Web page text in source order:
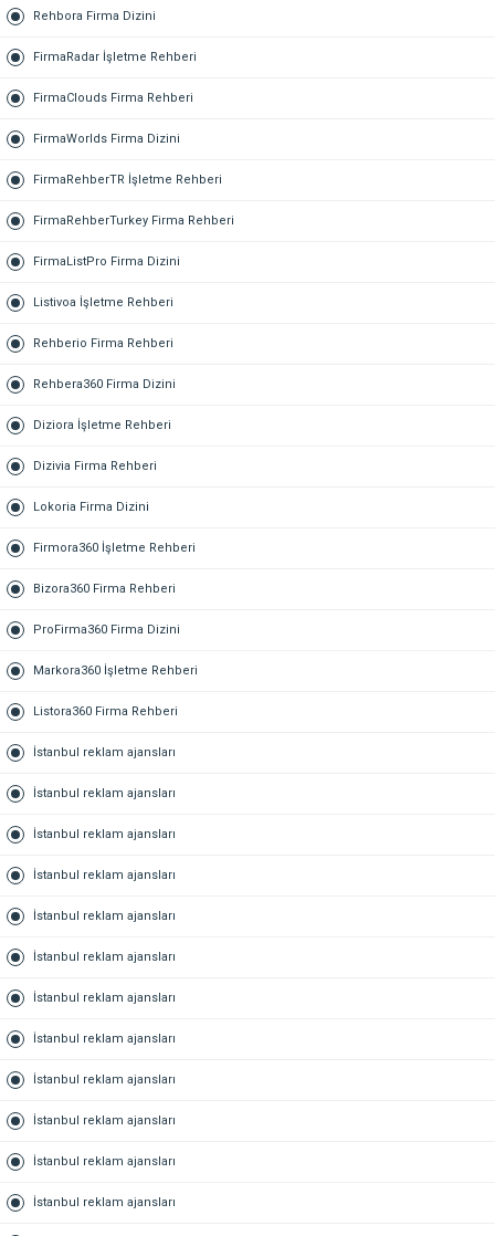
Rehbora Firma Dizini
FirmaRadar İşletme Rehberi
FirmaClouds Firma Rehberi
FirmaWorlds Firma Dizini
FirmaRehberTR İşletme Rehberi
FirmaRehberTurkey Firma Rehberi
FirmaListPro Firma Dizini
Listivoa İşletme Rehberi
Rehberio Firma Rehberi
Rehbera360 Firma Dizini
Diziora İşletme Rehberi
Dizivia Firma Rehberi
Lokoria Firma Dizini
Firmora360 İşletme Rehberi
Bizora360 Firma Rehberi
ProFirma360 Firma Dizini
Markora360 İşletme Rehberi
Listora360 Firma Rehberi
İstanbul reklam ajansları
İstanbul reklam ajansları
İstanbul reklam ajansları
İstanbul reklam ajansları
İstanbul reklam ajansları
İstanbul reklam ajansları
İstanbul reklam ajansları
İstanbul reklam ajansları
İstanbul reklam ajansları
İstanbul reklam ajansları
İstanbul reklam ajansları
İstanbul reklam ajansları